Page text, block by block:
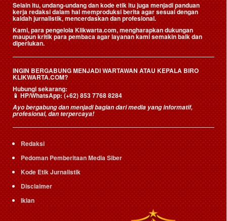
Selain itu, undang-undang dan kode etik itu juga menjadi panduan
kerja redaksi dalam hal memproduksi berita agar sesuai dengan
kaidah jurnalistik, mencerdaskan dan profesional.
Kami, para pengelola Klikwarta.com, mengharapkan dukungan
maupun kritik para pembaca agar layanan kami semakin baik dan
diperlukan.
INGIN BERGABUNG MENJADI WARTAWAN ATAU KEPALA BIRO
KLIKWARTA.COM?
Hubungi sekarang:
📱HP/WhatsApp:(+62) 853 7768 8284
Ayo bergabung dan menjadi bagian dari media yang informatif,
profesional, dan terpercaya!
Redaksi
Pedoman Pemberitaan Media Siber
Kode Etik Jurnalistik
Disclaimer
Iklan